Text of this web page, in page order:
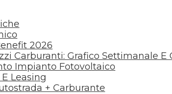
2026
Carburanti: Grafico Settimanale E
Impianto Fotovoltaico
Leasing
+ Carburante